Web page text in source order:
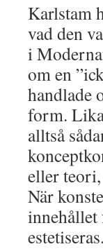
Karlstam
vad den
i
om en
handlade
form.
alltså
eller
När
innehållet
estetiseras.